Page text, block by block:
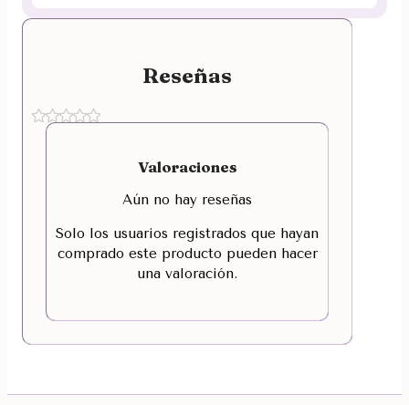
Reseñas
Valoraciones
Aún no hay reseñas
Solo los usuarios registrados que hayan
comprado este producto pueden hacer
una valoración.